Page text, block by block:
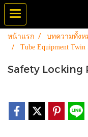
หน้าแรก บทความทั้งห
Tube Equipment Twin
Safety Locking